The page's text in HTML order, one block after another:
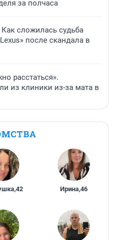
за полчаса
Как сложилась судьба
после скандала в
расстаться».
из клиники из-за мата в
,42 Ирина,46